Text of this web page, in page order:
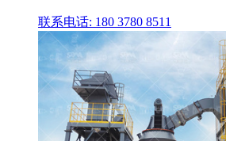
联系电话: 180 3780 8511